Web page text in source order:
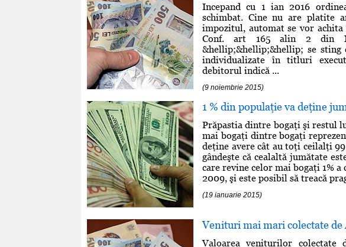
Incepand cu 1 ian 2016
schimbat. Cine nu are platite
impozitul, automat se vor
Conf. art 165 alin 2 din
&hellip;&hellip;&hellip; se sting
individualizate în titluri
debitorul indică ...
(9 noiembrie 2015)
1 % din populaţie va deţine
Prăpastia dintre bogaţi şi restul
mai bogaţi dintre bogaţi
deţine avere cât au toţi ceilalţi
gândeşte că cealaltă jumătate
care revine celor mai bogaţi 1% a
2009, şi este posibil să treacă
(19 ianuarie 2015)
Venituri mai mari colectate de
Valoarea veniturilor colectate